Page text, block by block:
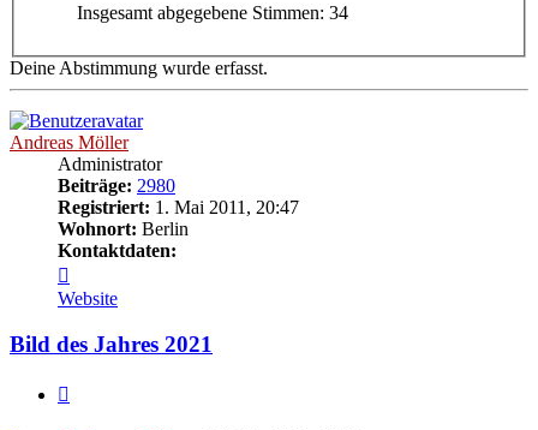
Insgesamt abgegebene Stimmen: 34
Deine Abstimmung wurde erfasst.
Andreas Möller
Administrator
Beiträge: 2980
Registriert: 1. Mai 2011, 20:47
Wohnort: Berlin
Kontaktdaten:
von
Andreas
Möller
Website
Bild des Jahres 2021